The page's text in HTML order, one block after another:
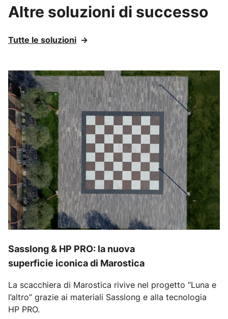
Altre soluzioni di successo
Tutte le soluzioni →
Sasslong & HP PRO: la nuova
superficie iconica di Marostica
La scacchiera di Marostica rivive nel progetto “Luna e
l’altro” grazie ai materiali Sasslong e alla tecnologia
HP PRO.